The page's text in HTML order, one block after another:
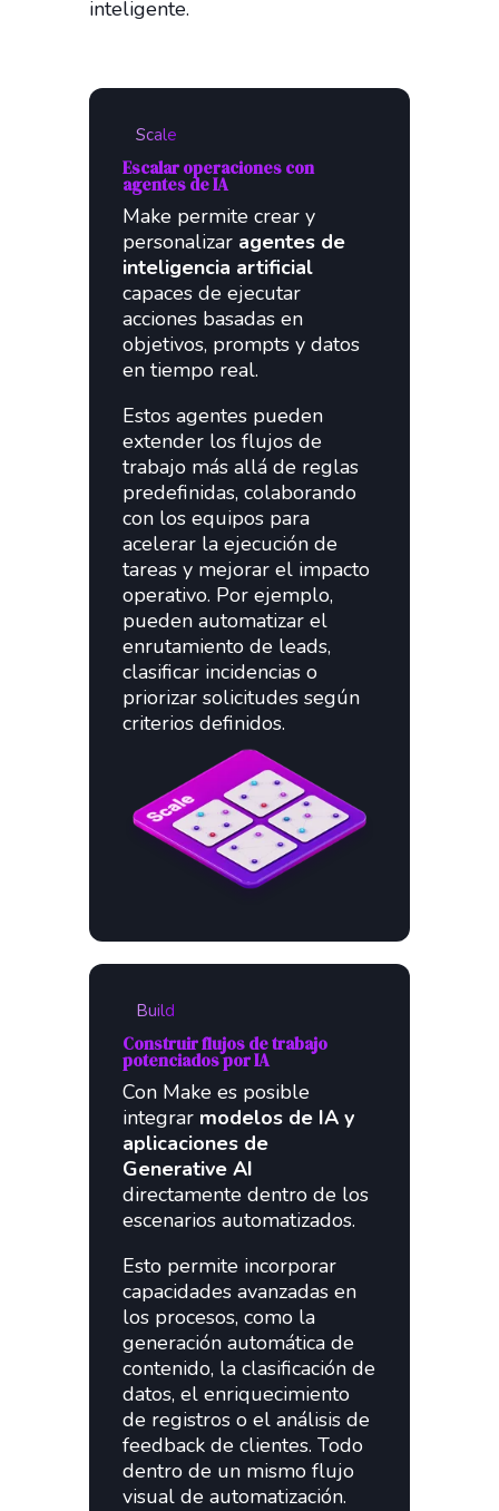
inteligente.
Scale
Escalar operaciones con
agentes de IA
Make permite crear y
personalizar agentes de
inteligencia artificial
capaces de ejecutar
acciones basadas en
objetivos, prompts y datos
en tiempo real.
Estos agentes pueden
extender los flujos de
trabajo más allá de reglas
predefinidas, colaborando
con los equipos para
acelerar la ejecución de
tareas y mejorar el impacto
operativo. Por ejemplo,
pueden automatizar el
enrutamiento de leads,
clasificar incidencias o
priorizar solicitudes según
criterios definidos.
Build
Construir flujos de trabajo
potenciados por IA
Con Make es posible
integrar modelos de IA y
aplicaciones de
Generative AI
directamente dentro de los
escenarios automatizados.
Esto permite incorporar
capacidades avanzadas en
los procesos, como la
generación automática de
contenido, la clasificación de
datos, el enriquecimiento
de registros o el análisis de
feedback de clientes. Todo
dentro de un mismo flujo
visual de automatización.